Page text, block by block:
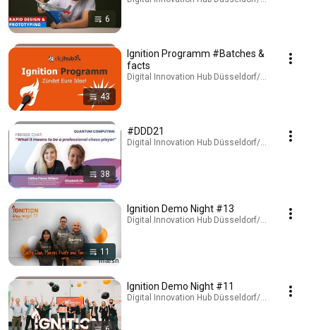
6
43
Ignition Programm #Batches &
facts
Digital Innovation Hub Düsseldorf/Rheinland ·
38
#DDD21
Digital Innovation Hub Düsseldorf/Rheinland ·
11
Ignition Demo Night #13
Digital Innovation Hub Düsseldorf/Rheinland ·
Ignition Demo Night #11
Digital Innovation Hub Düsseldorf/Rheinland ·